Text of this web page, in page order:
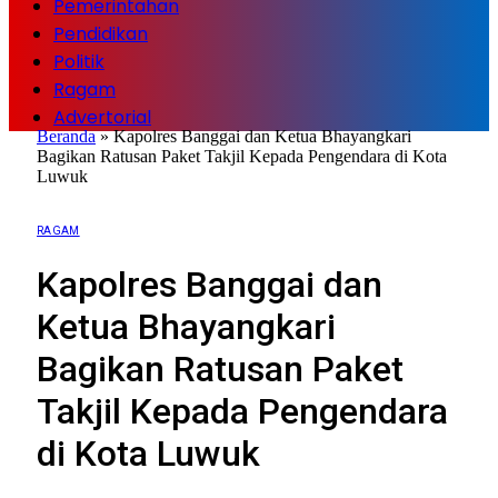
Pemerintahan
Pendidikan
Politik
Ragam
Advertorial
Beranda»Kapolres Banggai dan Ketua Bhayangkari
Bagikan Ratusan Paket Takjil Kepada Pengendara di Kota
Luwuk
RAGAM
Kapolres Banggai dan
Ketua Bhayangkari
Bagikan Ratusan Paket
Takjil Kepada Pengendara
di Kota Luwuk